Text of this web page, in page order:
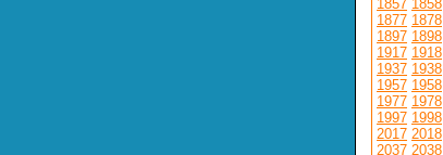
1857 1858
1877 1878
1897 1898
1917 1918
1937 1938
1957 1958
1977 1978
1997 1998
2017 2018
2037 2038